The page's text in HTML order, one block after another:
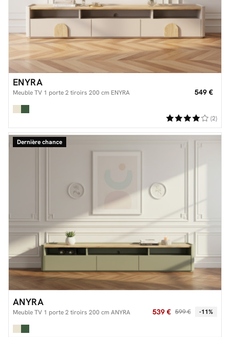
ENYRA
Meuble TV 1 porte 2 tiroirs 200 cm ENYRA 549 €
(2)
Dernière chance
ANYRA
Meuble TV 1 porte 2 tiroirs 200 cm ANYRA 539 € 599 € -11%